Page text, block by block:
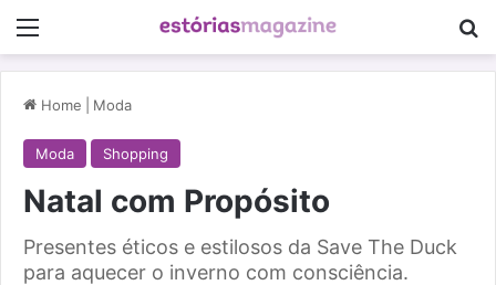
Menu
Home Moda
Moda Shopping
Natal com Propósito
Presentes éticos e estilosos da Save The Duck
para aquecer o inverno com consciência.